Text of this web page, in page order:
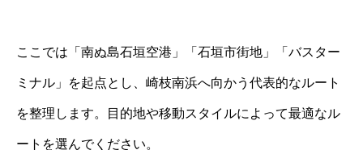
ここでは「南ぬ島石垣空港」「石垣市街地」「バスター
ミナル」を起点とし、崎枝南浜へ向かう代表的なルート
を整理します。目的地や移動スタイルによって最適なル
ートを選んでください。